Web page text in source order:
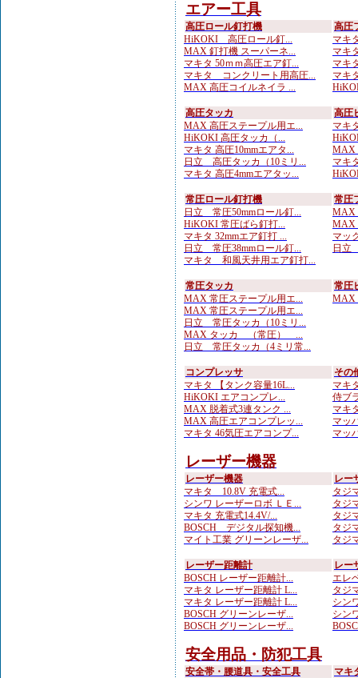
エアー工具
高圧ロール釘打機
HiKOKI 高圧ロール釘...
MAX 釘打機 スーパーネ...
マキタ 50ｍｍ高圧エア釘...
マキタ コンクリート用高圧...
MAX 高圧コイルネイラ ...
高圧
マキ
マキ
マキ
マキ
高圧タッカ
MAX 高圧ステープル用エ...
HiKOKI 高圧タッカ（...
マキタ 高圧10mmエアタ...
日立 高圧タッカ（10ミリ...
マキタ 高圧4mmエアタッ...
高圧
マキ
MAX
マキ
常圧ロール釘打機
日立 常圧50mmロール釘...
HiKOKI 常圧ばら釘打...
マキタ 32mmエア釘打 ...
日立 常圧38mmロール釘...
マキタ 和風天井用エア釘打...
常圧
MAX
MAX
マッ
日立
常圧タッカ
MAX 常圧ステープル用エ...
MAX 常圧ステープル用エ...
日立 常圧タッカ（10ミリ...
MAX タッカ （常圧） ...
日立 常圧タッカ（4ミリ常...
常圧
MAX
コンプレッサ
マキタ 【タンク容量16L...
HiKOKI エアコンプレ...
MAX 脱着式3連タンク ...
MAX 高圧エアコンプレッ...
マキタ 46気圧エアコンプ...
その
マキ
侍ブ
マキ
マッ
マッ
レーザー機器
レーザー機器
マキタ 10.8V 充電式...
シンワ レーザーロボ ＬＥ...
マキタ 充電式14.4V/...
BOSCH デジタル探知機...
マイト工業 グリーンレーザ...
レー
タジ
タジ
タジ
タジ
タジ
レーザー距離計
BOSCH レーザー距離計...
マキタ レーザー距離計 L...
マキタ レーザー距離計 L...
BOSCH グリーンレーザ...
BOSCH グリーンレーザ...
レー
エレ
タジ
シン
シン
安全用品・防犯工具
安全帯・腰道具・安全工具
マキ